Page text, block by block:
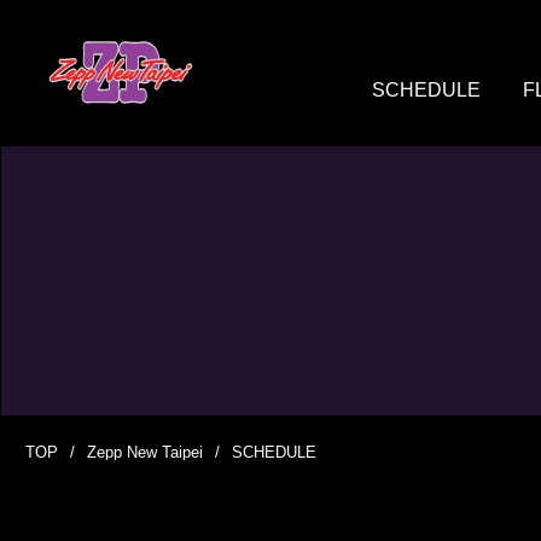
SCHEDULE
TOP Zepp New Taipei SCHEDULE